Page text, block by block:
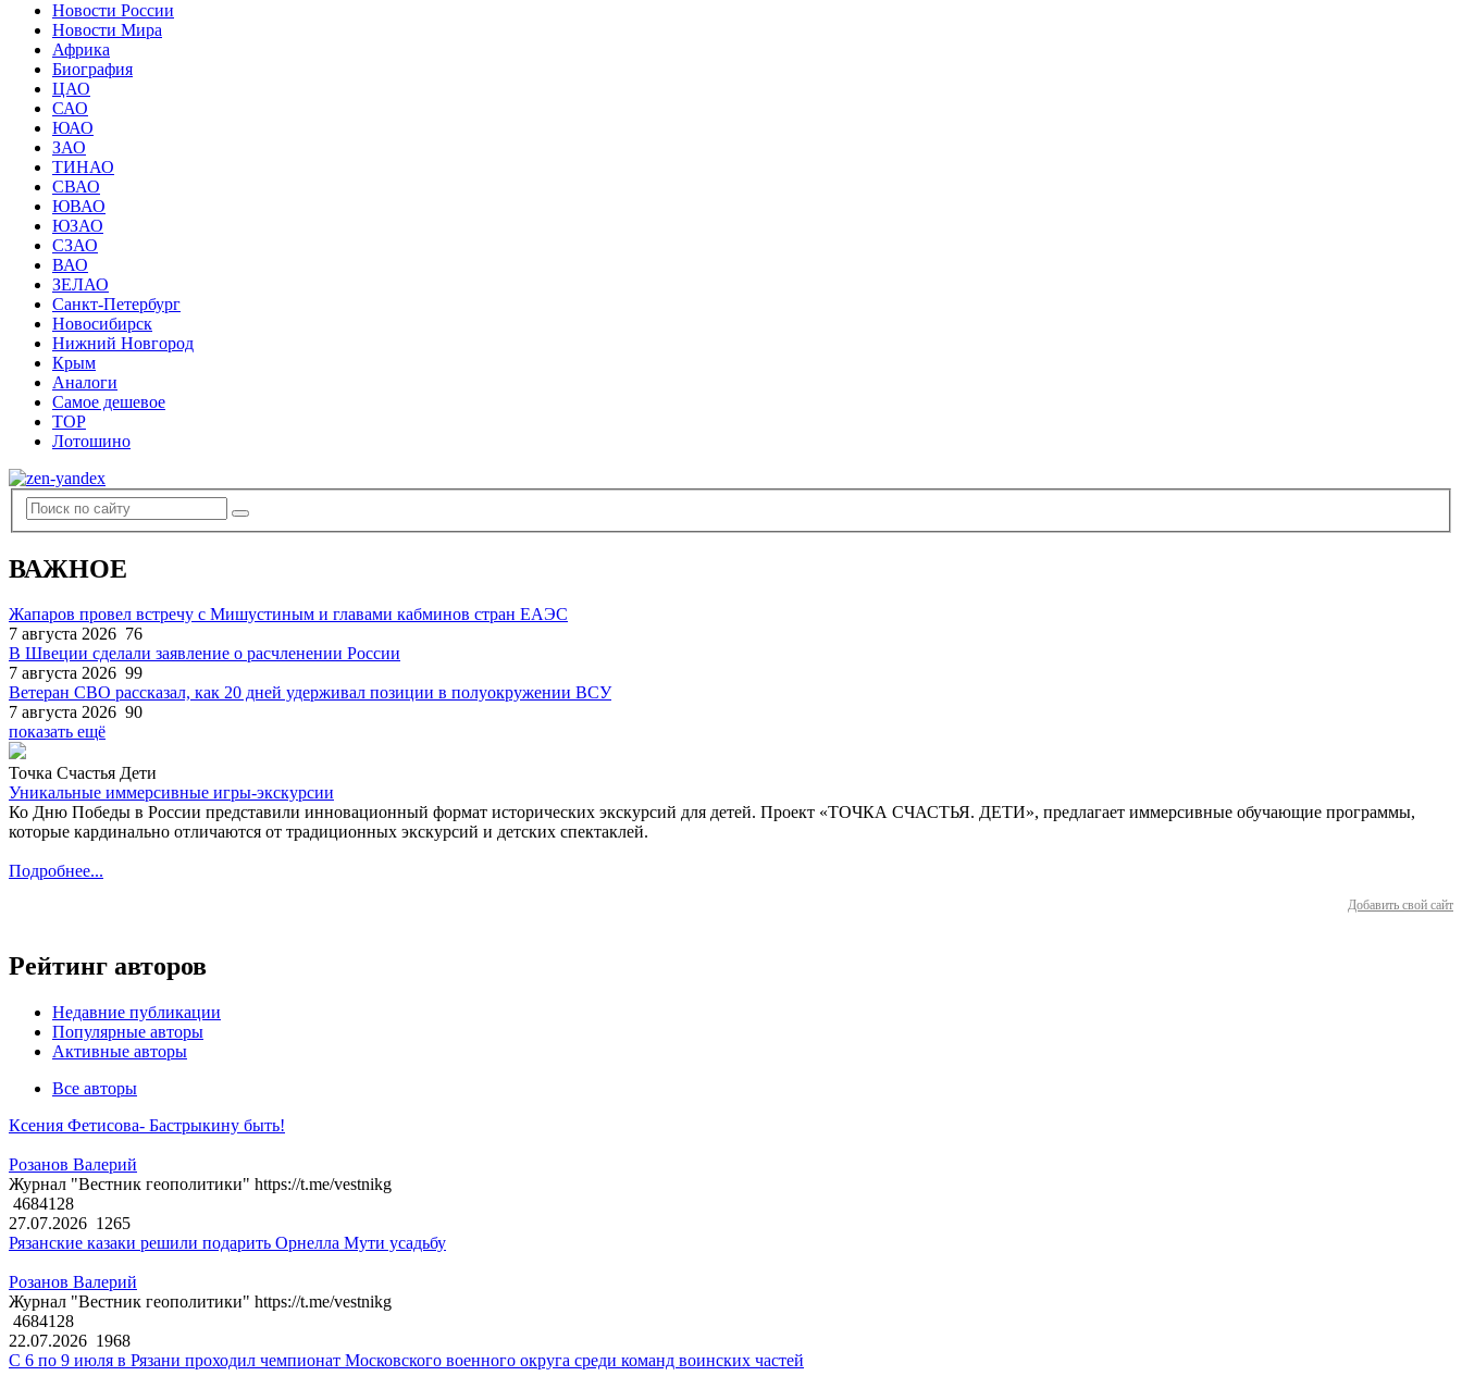
Новости России
Новости Мира
Африка
Биография
ЦАО
САО
ЮАО
ЗАО
ТИНАО
СВАО
ЮВАО
ЮЗАО
СЗАО
ВАО
ЗЕЛАО
Санкт-Петербург
Новосибирск
Нижний Новгород
Крым
Аналоги
Самое дешевое
TOP
Лотошино
ВАЖНОЕ
Жапаров провел встречу с Мишустиным и главами кабминов стран ЕАЭС
7 августа 2026 76
В Швеции сделали заявление о расчленении России
7 августа 2026 99
Ветеран СВО рассказал, как 20 дней удерживал позиции в полуокружении ВСУ
7 августа 2026 90
показать ещё
Точка Счастья Дети
Уникальные иммерсивные игры-экскурсии
Ко Дню Победы в России представили инновационный формат исторических экскурсий для детей. Проект «ТОЧКА СЧАСТЬЯ. ДЕТИ», предлагает иммерсивные обучающие программы,
которые кардинально отличаются от традиционных экскурсий и детских спектаклей.
Подробнее...
Добавить свой сайт
Рейтинг авторов
Недавние публикации
Популярные авторы
Активные авторы
Все авторы
Ксения Фетисова- Бастрыкину быть!
Розанов Валерий
Журнал "Вестник геополитики" https://t.me/vestnikg
4684128
27.07.2026 1265
Рязанские казаки решили подарить Орнелла Мути усадьбу
Розанов Валерий
Журнал "Вестник геополитики" https://t.me/vestnikg
4684128
22.07.2026 1968
С 6 по 9 июля в Рязани проходил чемпионат Московского военного округа среди команд воинских частей